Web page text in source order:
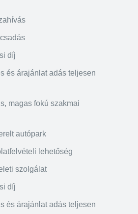
díj
és árajánlat adás teljesen
magas fokú szakmai
autópark
lehetőség
szolgálat
díj
és árajánlat adás teljesen